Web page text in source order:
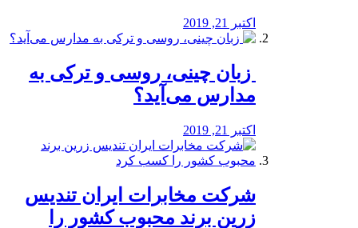
اکتبر 21, 2019
️ زبان چینی، روسی و ترکی به
مدارس می‌آید؟
اکتبر 21, 2019
شرکت مخابرات ایران تندیس
زرین برند محبوب کشور را